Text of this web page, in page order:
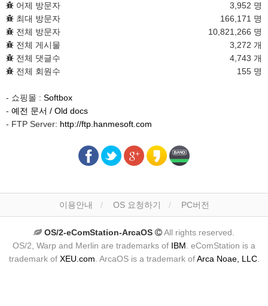
어제 방문자
3,952 명
최대 방문자
166,171 명
전체 방문자
10,821,266 명
전체 게시물
3,272 개
전체 댓글수
4,743 개
전체 회원수
155 명
- 쇼핑몰 : Softbox
- 예전 문서 / Old docs
- FTP Server: http://ftp.hanmesoft.com
이용안내 OS 요청하기 PC버전
OS/2-eComStation-ArcaOS
All rights reserved.
OS/2, Warp and Merlin are trademarks of IBM . eComStation is a
trademark of XEU.com . ArcaOS is a trademark ofArca Noae, LLC.